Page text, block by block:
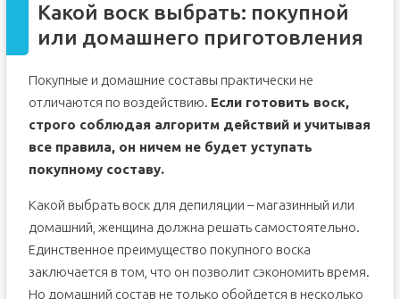
Какой воск выбрать: покупной
или домашнего приготовления
Покупные и домашние составы практически не
отличаются по воздействию. Если готовить воск,
строго соблюдая алгоритм действий и учитывая
все правила, он ничем не будет уступать
покупному составу.
Какой выбрать воск для депиляции – магазинный или
домашний, женщина должна решать самостоятельно.
Единственное преимущество покупного воска
заключается в том, что он позволит сэкономить время.
Но домашний состав не только обойдется в несколько